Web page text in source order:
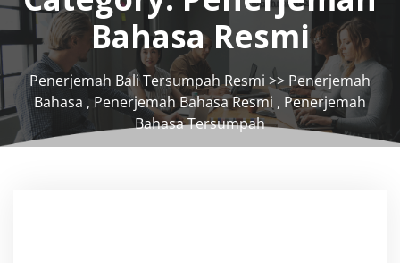
Bahasa Resmi
Penerjemah Bali Tersumpah Resmi >> Penerjemah
Bahasa , Penerjemah Bahasa Resmi , Penerjemah
Bahasa Tersumpah